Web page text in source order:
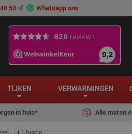
50of Whatsapp ons
TIJKEN VERWARMINGEN
in huis* Alle maten
| 1+1 Gratis